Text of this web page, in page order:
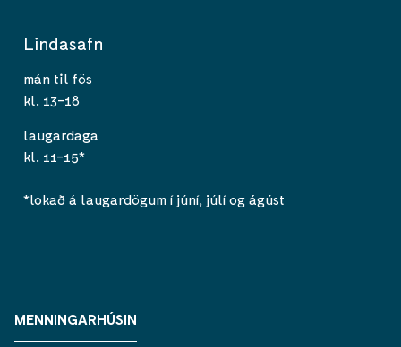
Lindasafn
mán til fös
kl. 13-18
laugardaga
kl. 11-15*
*lokað á laugardögum í júní, júlí og ágúst
MENNINGARHÚSIN